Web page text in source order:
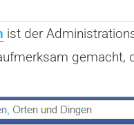
ist der
gemacht,